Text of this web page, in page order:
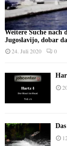
Weitere Suche
Jugoslavijo, dobar
24. Juli 2020 0